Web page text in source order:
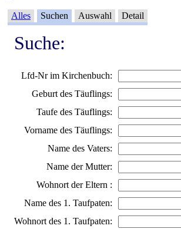
Alles Suchen Auswahl Detail
Suche:
Lfd-Nr im Kirchenbuch:
Geburt des Täuflings:
Taufe des Täuflings:
Vorname des Täuflings:
Name des Vaters:
Name der Mutter:
Wohnort der Eltern :
Name des 1. Taufpaten:
Wohnort des 1. Taufpaten: